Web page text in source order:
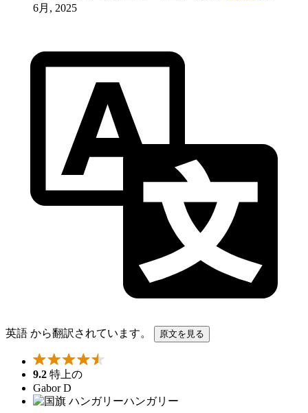
6月, 2025
英語 から翻訳されています。 原文を見る
9.2 特上の
Gabor D
ハンガリー